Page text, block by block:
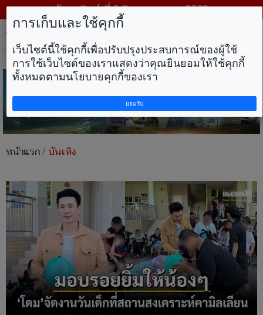
วันอาทิตย์ ที่ 9 สิงหาคม พ.ศ. 2569
หน้าแรก/บันเทิง
การเก็บและใช้คุกกี้
เว็บไซต์นี้ใช้คุกกี้เพื่อปรับปรุงประสบการณ์ของผู้ใช้
การใช้เว็บไซต์ของเราแสดงว่าคุณยินยอมให้ใช้คุกกี้
ทั้งหมดตามนโยบายคุกกี้ของเรา
ยอมรับ